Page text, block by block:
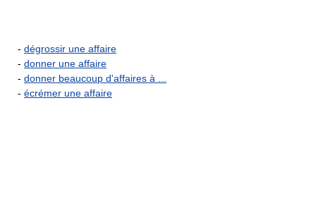
- dégrossir une affaire
- donner une affaire
- donner beaucoup d'affaires à ...
- écrémer une affaire